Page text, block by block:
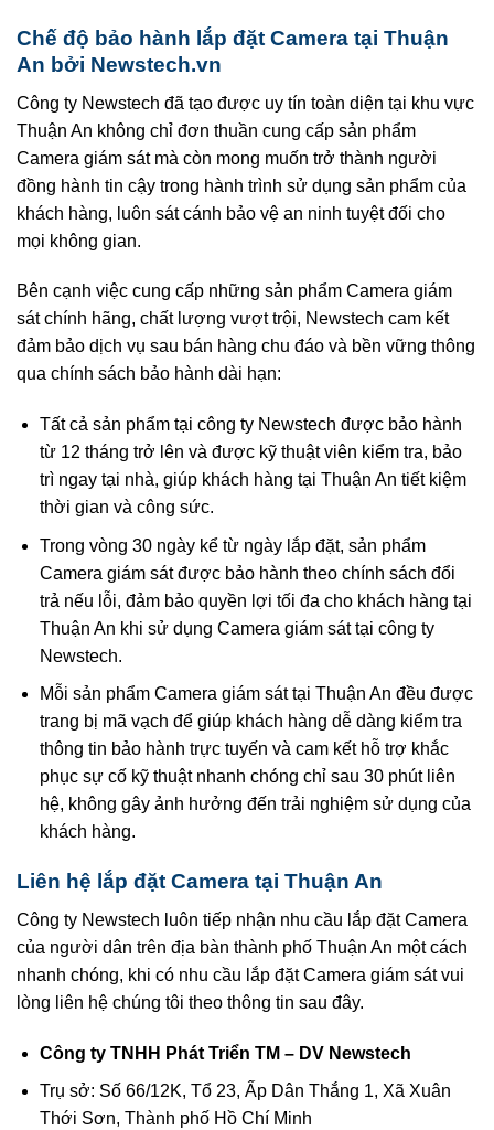
Chế độ bảo hành lắp đặt Camera tại Thuận
An bởi Newstech.vn
Công ty Newstech đã tạo được uy tín toàn diện tại khu vực
Thuận An không chỉ đơn thuần cung cấp sản phẩm
Camera giám sát mà còn mong muốn trở thành người
đồng hành tin cậy trong hành trình sử dụng sản phẩm của
khách hàng, luôn sát cánh bảo vệ an ninh tuyệt đối cho
mọi không gian.
Bên cạnh việc cung cấp những sản phẩm Camera giám
sát chính hãng, chất lượng vượt trội, Newstech cam kết
đảm bảo dịch vụ sau bán hàng chu đáo và bền vững thông
qua chính sách bảo hành dài hạn:
Tất cả sản phẩm tại công ty Newstech được bảo hành
từ 12 tháng trở lên và được kỹ thuật viên kiểm tra, bảo
trì ngay tại nhà, giúp khách hàng tại Thuận An tiết kiệm
thời gian và công sức.
Trong vòng 30 ngày kể từ ngày lắp đặt, sản phẩm
Camera giám sát được bảo hành theo chính sách đổi
trả nếu lỗi, đảm bảo quyền lợi tối đa cho khách hàng tại
Thuận An khi sử dụng Camera giám sát tại công ty
Newstech.
Mỗi sản phẩm Camera giám sát tại Thuận An đều được
trang bị mã vạch để giúp khách hàng dễ dàng kiểm tra
thông tin bảo hành trực tuyến và cam kết hỗ trợ khắc
phục sự cố kỹ thuật nhanh chóng chỉ sau 30 phút liên
hệ, không gây ảnh hưởng đến trải nghiệm sử dụng của
khách hàng.
Liên hệ lắp đặt Camera tại Thuận An
Công ty Newstech luôn tiếp nhận nhu cầu lắp đặt Camera
của người dân trên địa bàn thành phố Thuận An một cách
nhanh chóng, khi có nhu cầu lắp đặt Camera giám sát vui
lòng liên hệ chúng tôi theo thông tin sau đây.
Công ty TNHH Phát Triển TM – DV Newstech
Trụ sở: Số 66/12K, Tổ 23, Ấp Dân Thắng 1, Xã Xuân
Thới Sơn, Thành phố Hồ Chí Minh